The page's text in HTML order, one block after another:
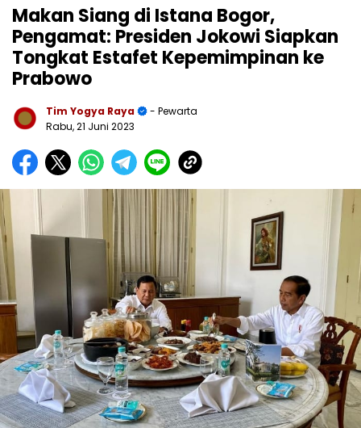
Makan Siang di Istana Bogor,
Pengamat: Presiden Jokowi Siapkan
Tongkat Estafet Kepemimpinan ke
Prabowo
Tim Yogya Raya
- Pewarta
Rabu, 21 Juni 2023